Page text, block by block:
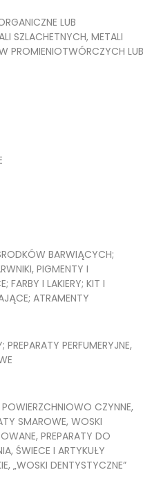
LUB
SZLACHETNYCH, METALI
PROMIENIOTWÓRCZYCH LUB
BARWIĄCYCH;
PIGMENTY I
FARBY I LAKIERY; KIT I
ATRAMENTY
PREPARATY PERFUMERYJNE,
CZYNNE,
SMAROWE, WOSKI
PREPARATY DO
ŚWIECE I ARTYKUŁY
„WOSKI DENTYSTYCZNE”